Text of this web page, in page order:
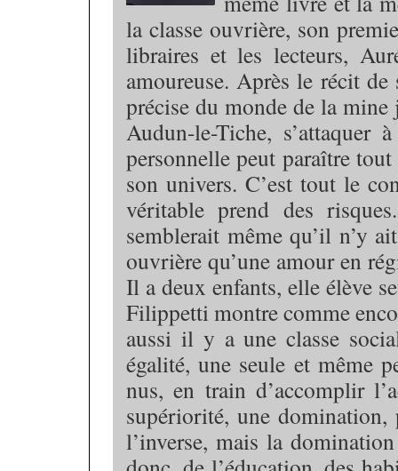
la classe ouvrière, son
libraires et les lecteurs,
amoureuse. Après le récit
précise du monde de la mine
Audun-le-Tiche, s’attaquer
personnelle peut paraître
son univers. C’est tout le
véritable prend des
semblerait même qu’il n’y
ouvrière qu’une amour en
Il a deux enfants, elle élève
Filippetti montre comme
aussi il y a une classe
égalité, une seule et même
nus, en train d’accomplir
supériorité, une domination,
l’inverse, mais la